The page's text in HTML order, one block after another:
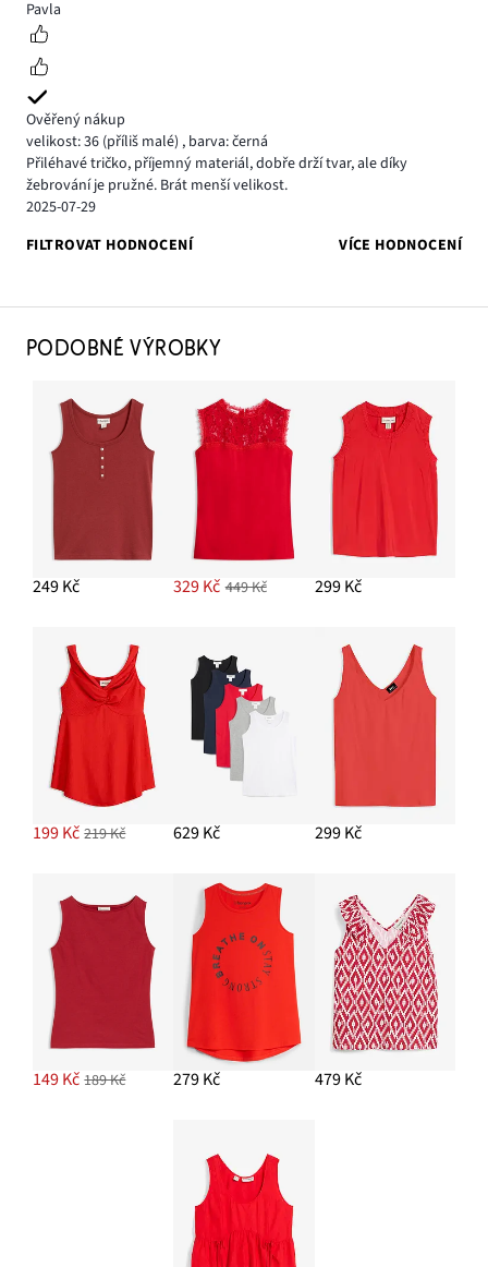
5
Pavla
Ověřený nákup
velikost: 36 (příliš malé) , barva: černá
Přiléhavé tričko, příjemný materiál, dobře drží tvar, ale díky
žebrování je pružné. Brát menší velikost.
2025-07-29
FILTROVAT HODNOCENÍ
VÍCE HODNOCENÍ
PODOBNÉ VÝROBKY
249 Kč 329 Kč 449 Kč 299 Kč
199 Kč 219 Kč 629 Kč 299 Kč
149 Kč 189 Kč 279 Kč 479 Kč